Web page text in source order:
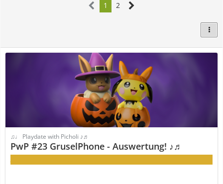
1 2
♫♩ Playdate with Picholi ♪♬
PwP #23 GruselPhone - Auswertung! ♪♬